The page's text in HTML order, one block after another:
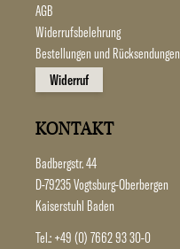
AGB
Widerrufsbelehrung
Bestellungen und Rücksendungen
Widerruf
KONTAKT
Badbergstr. 44
D-79235 Vogtsburg-Oberbergen
Kaiserstuhl Baden
Tel.: +49 (0) 7662 93 30-0